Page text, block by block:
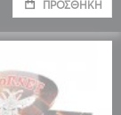
ΠΡΟΣΘΉΚΗ